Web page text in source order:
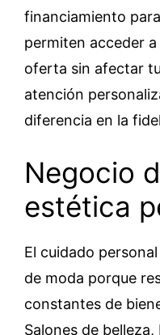
financiamiento
permiten acceder
oferta sin afectar
atención
diferencia en la
Negocio
estética
El cuidado
de moda porque
constantes de
Salones de